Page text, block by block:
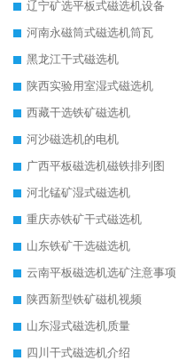
辽宁矿选平板式磁选机设备
河南永磁筒式磁选机筒瓦
黑龙江干式磁选机
陕西实验用室湿式磁选机
西藏干选铁矿磁选机
河沙磁选机的电机
广西平板磁选机磁铁排列图
河北锰矿湿式磁选机
重庆赤铁矿干式磁选机
山东铁矿干选磁选机
云南平板磁选机选矿注意事项
陕西新型铁矿磁机视频
山东湿式磁选机质量
四川干式磁选机介绍